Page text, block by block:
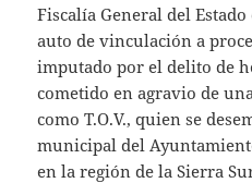
Fiscalía General del Estado
auto de vinculación a
imputado por el delito de
cometido en agravio de
como T.O.V., quien se
municipal del
en la región de la Sierra